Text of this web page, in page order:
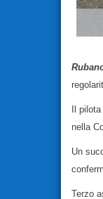
Il
nella
Un
Terzo